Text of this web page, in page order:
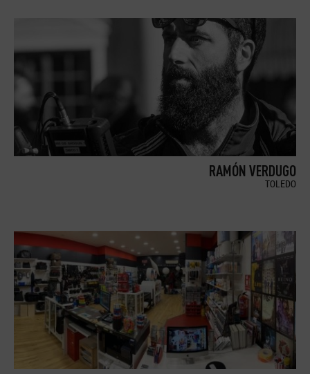
RAMÓN VERDUGO
TOLEDO